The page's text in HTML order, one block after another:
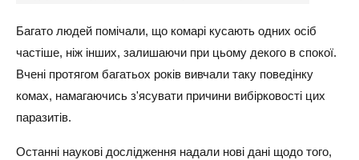
Багато людей помічали, що комарі кусають одних осіб
частіше, ніж інших, залишаючи при цьому декого в спокої.
Вчені протягом багатьох років вивчали таку поведінку
комах, намагаючись з'ясувати причини вибірковості цих
паразитів.
Останні наукові дослідження надали нові дані щодо того,